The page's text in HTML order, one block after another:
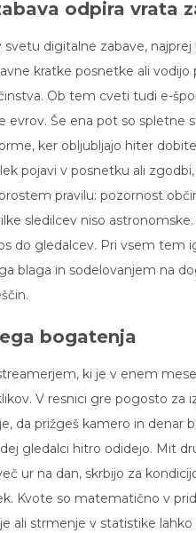
odpira vrata
digitalne zabave,
kratke posnetke ali
Ob tem cveti tudi e-
evrov. Še ena pot so spletne
ker obljubljajo hiter
pojavi v posnetku ali
pravilu: pozornost
sledilcev niso
do gledalcev. Pri vsem tem
blaga in sodelovanjem na
bogatenja
ki je v enem
V resnici gre pogosto
da prižgeš kamero in denar
gledalci hitro odidejo. Mit
ur na dan, skrbijo za
Kvote so matematično v
ali strmenje v statistike